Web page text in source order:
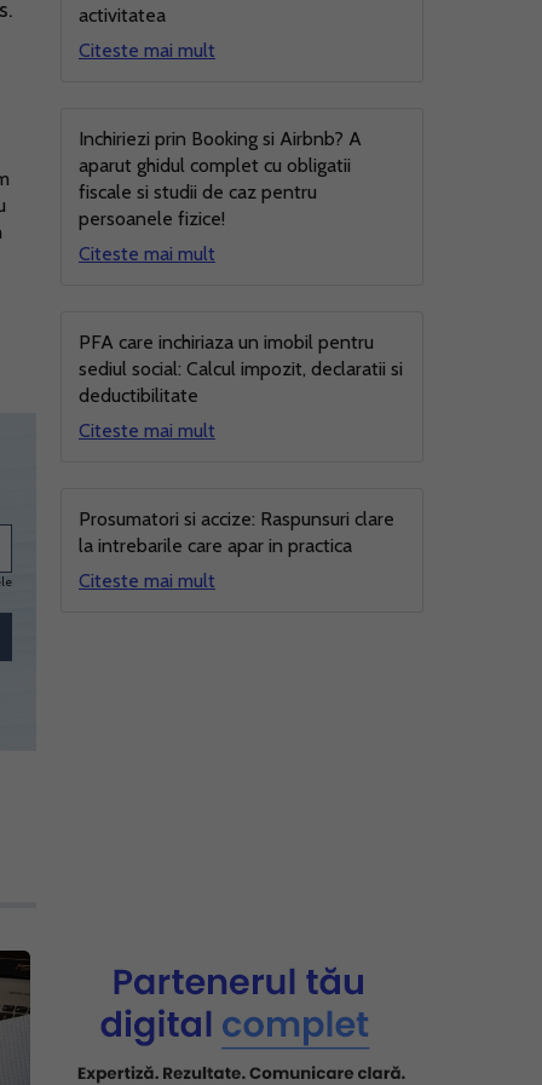
activitatea
Citeste mai mult
Inchiriezi prin Booking si Airbnb? A
aparut ghidul complet cu obligatii
fiscale si studii de caz pentru
persoanele fizice!
Citeste mai mult
PFA care inchiriaza un imobil pentru
sediul social: Calcul impozit, declaratii si
deductibilitate
Citeste mai mult
Prosumatori si accize: Raspunsuri clare
la intrebarile care apar in practica
Citeste mai mult